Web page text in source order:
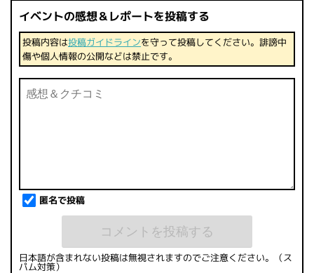
イベントの感想＆レポートを投稿する
投稿内容は投稿ガイドラインを守って投稿してください。誹謗中
傷や個人情報の公開などは禁止です。
匿名で投稿
日本語が含まれない投稿は無視されますのでご注意ください。（ス
パム対策）